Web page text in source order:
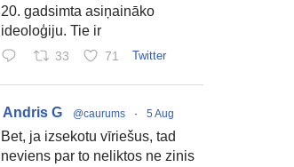
20. gadsimta asiņaināko
ideoloģiju. Tie ir
33 71 Twitter
Andris G @caurums · 5 Aug
Bet, ja izsekotu vīriešus, tad
neviens par to neliktos ne zinis